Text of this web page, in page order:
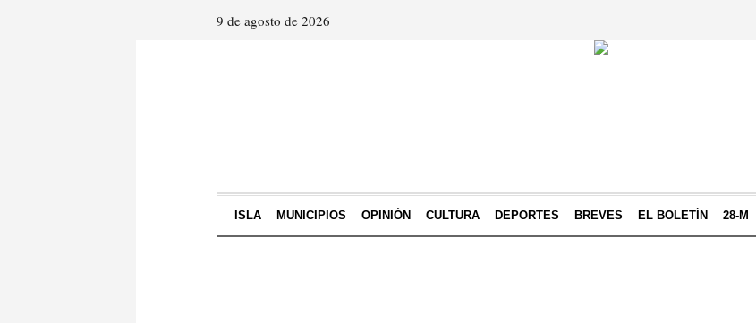
9 de agosto de 2026
ISLA MUNICIPIOS OPINIÓN CULTURA DEPORTES BREVES EL BOLETÍN 28-M